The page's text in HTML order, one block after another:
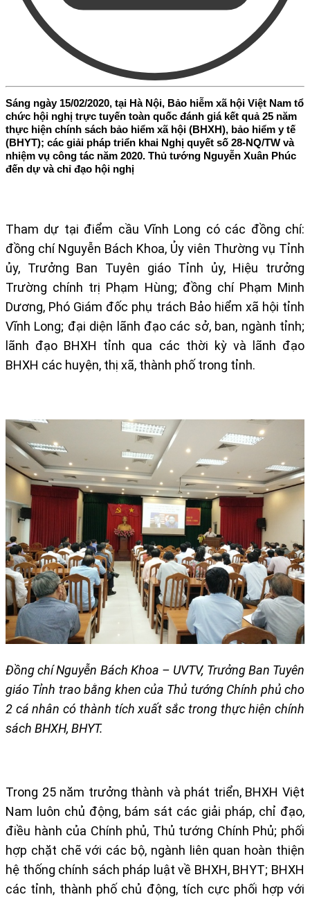
Sáng ngày 15/02/2020, tại Hà Nội, Bảo hiễm xã hội Việt Nam tổ
chức hội nghị trực tuyến toàn quốc đánh giá kết quả 25 năm
thực hiện chính sách bảo hiểm xã hội (BHXH), bảo hiểm y tế
(BHYT); các giải pháp triển khai Nghị quyết số 28-NQ/TW và
nhiệm vụ công tác năm 2020. Thủ tướng Nguyễn Xuân Phúc
đến dự và chỉ đạo hội nghị
Tham dự tại điểm cầu Vĩnh Long có các đồng chí:
đồng chí Nguyễn Bách Khoa, Ủy viên Thường vụ Tỉnh
ủy, Trưởng Ban Tuyên giáo Tỉnh ủy, Hiệu trưởng
Trường chính trị Phạm Hùng; đồng chí Phạm Minh
Dương, Phó Giám đốc phụ trách Bảo hiểm xã hội tỉnh
Vĩnh Long; đại diện lãnh đạo các sở, ban, ngành tỉnh;
lãnh đạo BHXH tỉnh qua các thời kỳ và lãnh đạo
BHXH các huyện, thị xã, thành phố trong tỉnh.
Đồng chí Nguyễn Bách Khoa – UVTV, Trưởng Ban Tuyên
giáo Tỉnh trao bằng khen của Thủ tướng Chính phủ cho
2 cá nhân có thành tích xuất sắc trong thực hiện chính
sách BHXH, BHYT.
Trong 25 năm trưởng thành và phát triển, BHXH Việt
Nam luôn chủ động, bám sát các giải pháp, chỉ đạo,
điều hành của Chính phủ, Thủ tướng Chính Phủ; phối
hợp chặt chẽ với các bộ, ngành liên quan hoàn thiện
hệ thống chính sách pháp luật về BHXH, BHYT; BHXH
các tỉnh, thành phố chủ động, tích cực phối hợp với